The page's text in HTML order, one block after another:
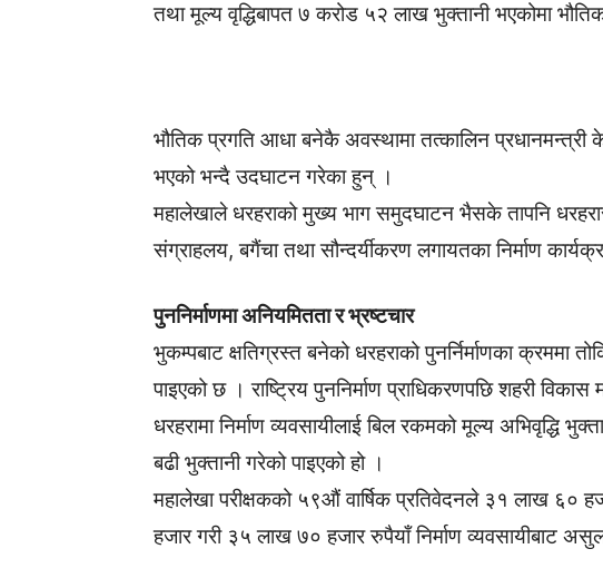
तथा मूल्य वृद्धिबापत ७ करोड ५२ लाख भुक्तानी भएकोमा
भौतिक प्रगति आधा बनेकै अवस्थामा तत्कालिन प्रधानमन्त्री
भएको भन्दै उदघाटन गरेका हुन् ।
महालेखाले धरहराको मुख्य भाग समुदघाटन भैसके तापनि
संग्राहलय, बगैंचा तथा सौन्दर्यीकरण लगायतका निर्माण
पुननिर्माणमा अनियमितता र भ्रष्टचार
भुकम्पबाट क्षतिग्रस्त बनेको धरहराको पुनर्निर्माणका क्रममा
पाइएको छ । राष्ट्रिय पुननिर्माण प्राधिकरणपछि शहरी
धरहरामा निर्माण व्यवसायीलाई बिल रकमको मूल्य अभिवृद्धि
बढी भुक्तानी गरेको पाइएको हो ।
महालेखा परीक्षकको ५९औं वार्षिक प्रतिवेदनले ३१ लाख ६०
हजार गरी ३५ लाख ७० हजार रुपैयाँ निर्माण व्यवसायीबाट